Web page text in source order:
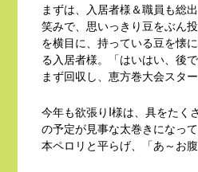
まずは、入居者様＆職員も総
笑みで、思いっきり豆をぶん
を横目に、持っている豆を懐
る入居者様。「はいはい、後
まず回収し、恵方巻大会スター
今年も欲張りI様は、具をたく
の予定が見事な太巻きになっ
本ペロリと平らげ、「あ～お